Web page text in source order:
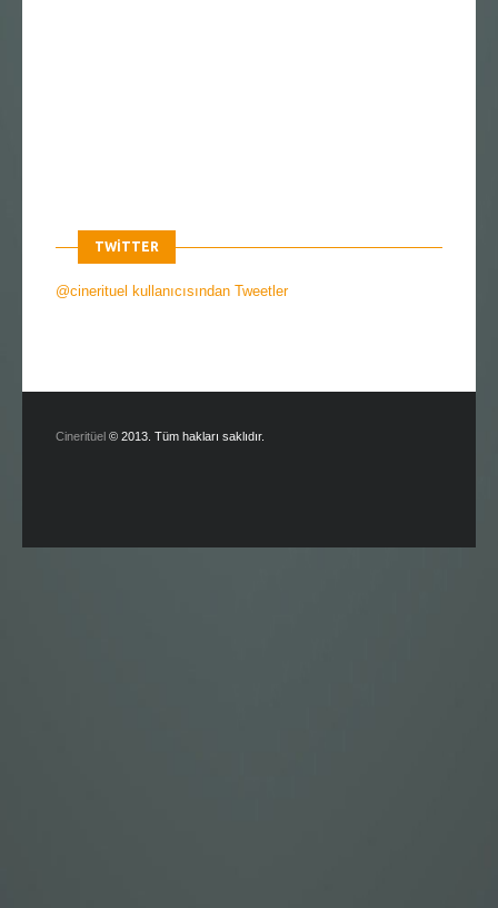
TWITTER
@cinerituel kullanıcısından Tweetler
Cineritüel © 2013. Tüm hakları saklıdır.